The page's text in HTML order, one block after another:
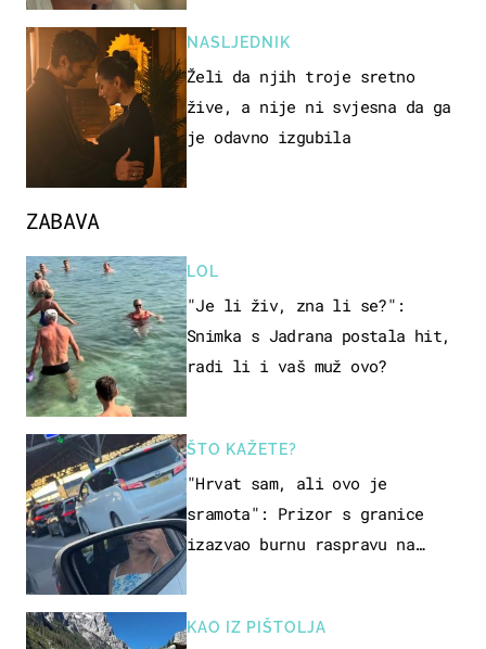
ZABAVA
LOL
"Je li živ, zna li se?":
Snimka s Jadrana postala hit,
radi li i vaš muž ovo?
ŠTO KAŽETE?
"Hrvat sam, ali ovo je
sramota": Prizor s granice
izazvao burnu raspravu na
KAO IZ PIŠTOLJA
NASLJEDNIK
Želi da njih troje sretno
žive, a nije ni svjesna da ga
je odavno izgubila